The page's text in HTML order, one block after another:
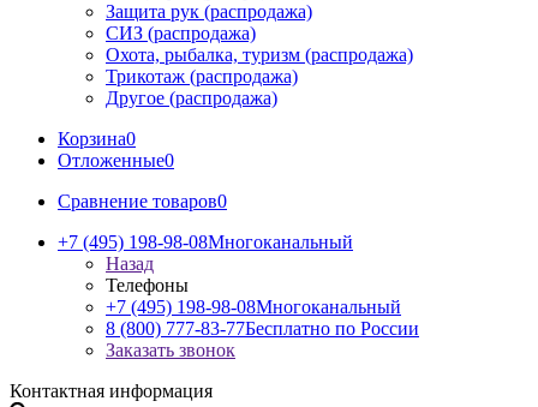
Защита рук (распродажа)
СИЗ (распродажа)
Охота, рыбалка, туризм (распродажа)
Трикотаж (распродажа)
Другое (распродажа)
Корзина0
Отложенные0
Сравнение товаров0
+7 (495) 198-98-08Многоканальный
Назад
Телефоны
+7 (495) 198-98-08Многоканальный
8 (800) 777-83-77Бесплатно по России
Заказать звонок
Контактная информация